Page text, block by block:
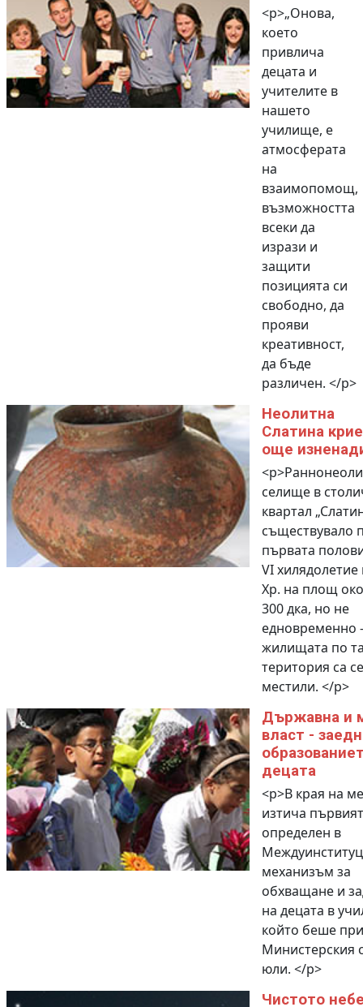
<p>„Онова,
което
привлича
децата и
учителите в
нашето
училище, е
атмосферата
на
взаимопомощ,
възможността
всеки да
изрази и
защити
позицията си
свободно, да
прояви
креативност,
да бъде
различен. </p>
Неолитна
Слатина крие
още
селище в
квартал
съществувало
първата
VІ хилядолетие
Хр. на площ
300 дка, но не
едновременно
жилищата по
територия са се
местили. </p>
Държавна и
власт -
децата
<p>В края на
изтича
определен в
механизъм за
обхващане и
на децата в
който беше
Министерския
юли. </p>
Чистото